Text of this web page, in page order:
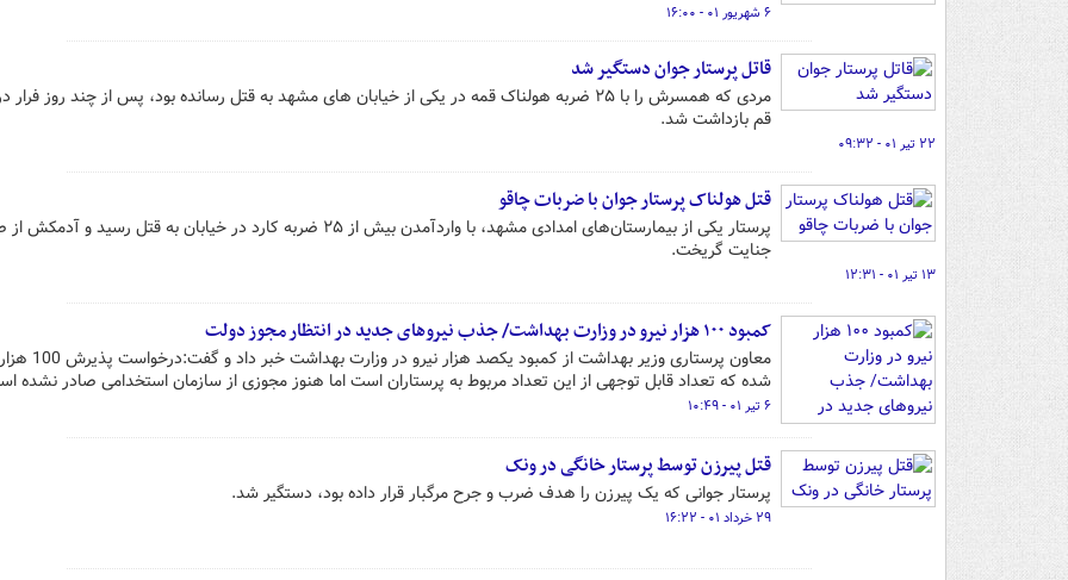
۶ شهریور ۰۱ - ۱۶:۰۰
قاتل پرستار جوان دستگیر شد
مردی که همسرش را با ۲۵ ضربه هولناک قمه در یکی از خیابان های مشهد به قتل رسانده بود، پس از چند روز
قم بازداشت شد.
۲۲ تیر ۰۱ - ۰۹:۳۲
قتل هولناک پرستار جوان با ضربات چاقو
پرستار یکی از بیمارستان‌های امدادی مشهد، با واردآمدن بیش از ۲۵ ضربه کارد در خیابان به قتل رسید و
جنایت گریخت.
۱۳ تیر ۰۱ - ۱۲:۳۱
کمبود ۱۰۰ هزار نیرو در وزارت بهداشت/ جذب نیروهای جدید در انتظار مجوز دولت
معاون پرستاری وزیر بهداشت
شده که تعداد قابل توجهی از این تعداد مربوط به پرستاران است اما هنوز مجوزی از سازمان استخدامی صادر نشده
۶ تیر ۰۱ - ۱۰:۴۹
قتل پیرزن توسط پرستار خانگی در ونک
پرستار جوانی که یک پیرزن را هدف ضرب و جرح مرگبار قرار داده بود، دستگیر شد.
۲۹ خرداد ۰۱ - ۱۶:۲۲